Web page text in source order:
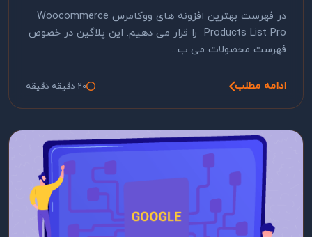
در فهرست بهترین افزونه های ووکامرس Woocommerce
Products List Pro را قرار می دهیم. این پلاگین در خصوص
فهرست محصولات می ب...
ادامه مطلب 20 دقیقه دقیقه